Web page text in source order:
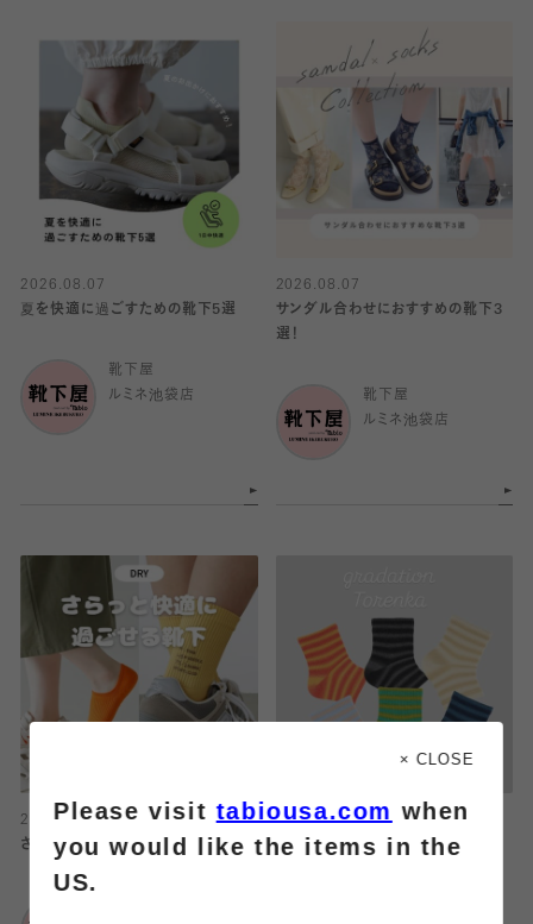
2026.08.07
夏を快適に過ごすための靴下5選
靴下屋
ルミネ池袋店
2026.08.07
サンダル合わせにおすすめの靴下3
選！
靴下屋
ルミネ池袋店
2026.08.07
さらっと快適に過ごせる靴下特集
2026.08.07
個性的でかわいいトレンカ🌈
× CLOSE
Please visittabiousa.com when
you would like the items in the
US.